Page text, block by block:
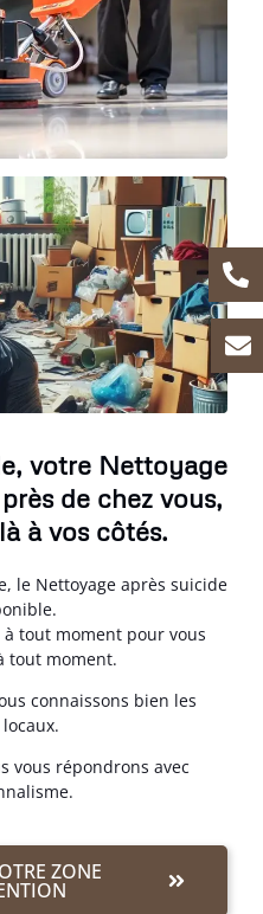
votre Nettoyage
de chez vous,
à vos côtés.
le Nettoyage après suicide
tout moment pour vous
tout moment.
connaissons bien les
vous répondrons avec
ZONE